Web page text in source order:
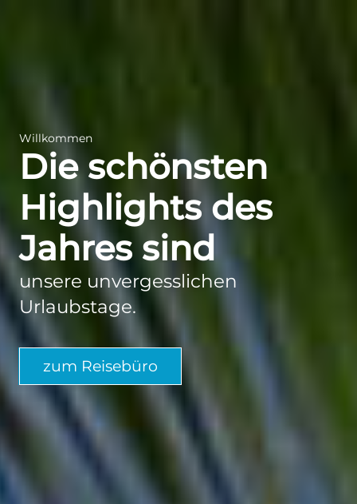
Willkommen
Die schönsten
Highlights des
Jahres sind
unsere unvergesslichen
Urlaubstage.
zum Reisebüro